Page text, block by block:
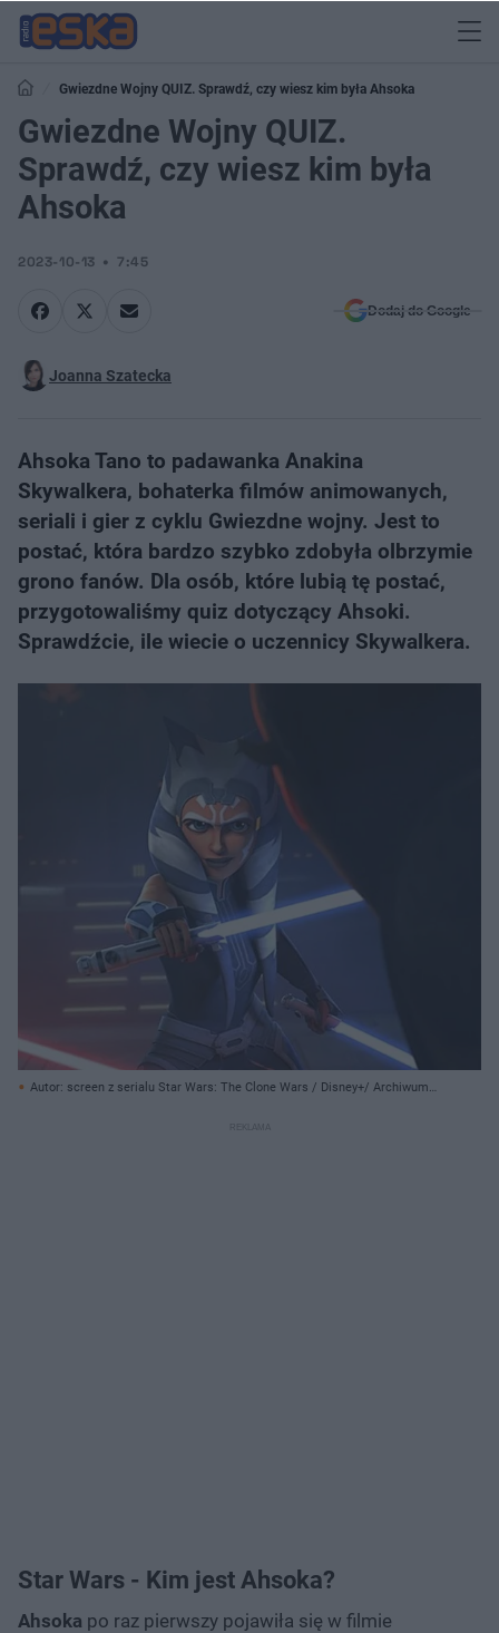
Gwiezdne Wojny QUIZ. Sprawdź, czy wiesz kim była Ahsoka
Gwiezdne Wojny QUIZ.
Sprawdź, czy wiesz kim była
Ahsoka
2023-10-13 7:45
Dodaj do Google
Joanna Szatecka
Ahsoka Tano to padawanka Anakina
Skywalkera, bohaterka filmów animowanych,
seriali i gier z cyklu Gwiezdne wojny. Jest to
postać, która bardzo szybko zdobyła olbrzymie
grono fanów. Dla osób, które lubią tę postać,
przygotowaliśmy quiz dotyczący Ahsoki.
Sprawdźcie, ile wiecie o uczennicy Skywalkera.
Autor: screen z serialu Star Wars: The Clone Wars / Disney+/ Archiwum
Star Wars - Kim jest Ahsoka?
Ahsoka po raz pierwszy pojawiła się w filmie